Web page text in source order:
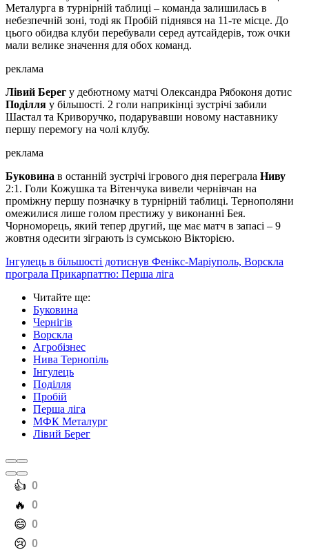
Металурга в турнірній таблиці – команда залишилась в
небезпечній зоні, тоді як Пробій піднявся на 11-те місце. До
цього обидва клуби перебували серед аутсайдерів, тож очки
мали велике значення для обох команд.
реклама
Лівий Берег у дебютному матчі Олександра Рябоконя дотис
Поділля у більшості. 2 голи наприкінці зустрічі забили
Шастал та Криворучко, подарувавши новому наставнику
першу перемогу на чолі клубу.
реклама
Буковина в останній зустрічі ігрового дня переграла Ниву
2:1. Голи Кожушка та Вітенчука вивели чернівчан на
проміжну першу позначку в турнірній таблиці. Тернополяни
омежилися лише голом престижу у виконанні Бея.
Чорноморець, який тепер другий, ще має матч в запасі – 9
жовтня одесити зіграють із сумською Вікторією.
Інгулець в більшості дотиснув Фенікс-Маріуполь, Ворскла
програла Прикарпаттю: Перша ліга
Читайте ще:
Буковина
Чернігів
Ворскла
Агробізнес
Нива Тернопіль
Інгулець
Поділля
Пробій
Перша ліга
МФК Металург
Лівий Берег
️👍 0
️🔥 0
️😄 0
️😢 0